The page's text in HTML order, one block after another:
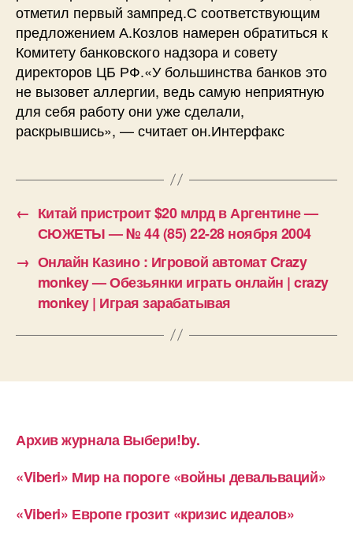
отметил первый зампред.С соответствующим
предложением А.Козлов намерен обратиться к
Комитету банковского надзора и совету
директоров ЦБ РФ.«У большинства банков это
не вызовет аллергии, ведь самую неприятную
для себя работу они уже сделали,
раскрывшись», — считает он.Интерфакс
← Китай пристроит $20 млрд в Аргентине —
СЮЖЕТЫ — № 44 (85) 22-28 ноября 2004
→ Онлайн Казино : Игровой автомат Crazy
monkey — Обезьянки играть онлайн | crazy
monkey | Играя зарабатывая
Архив журнала Выбери!by.
«Viberi» Мир на пороге «войны девальваций»
«Viberi» Европе грозит «кризис идеалов»